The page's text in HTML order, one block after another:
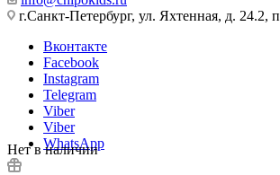
г.Санкт-Петербург, ул. Яхтенная, д. 24.2,
Вконтакте
Facebook
Instagram
Telegram
Viber
Viber
WhatsApp
Нет в наличии